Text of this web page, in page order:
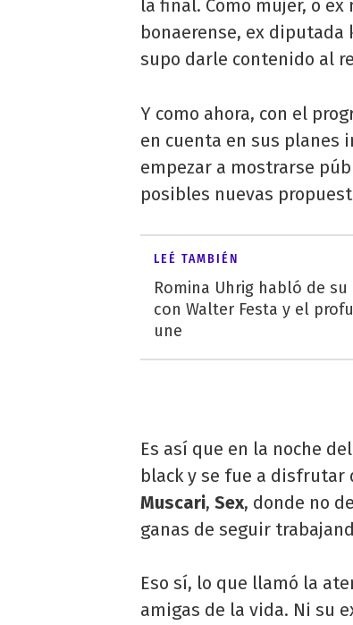
la final. Como mujer, o
bonaerense, ex
supo darle contenido al
Y como ahora, con el
en cuenta en sus planes
empezar a mostrarse
posibles nuevas
LEÉ TAMBIÉN
Romina Uhrig habló de
con Walter Festa y el
une
Es así que en la noche
black y se fue a disfrutar
Muscari, Sex, donde no
ganas de seguir
Eso sí, lo que llamó la
amigas de la vida. Ni su